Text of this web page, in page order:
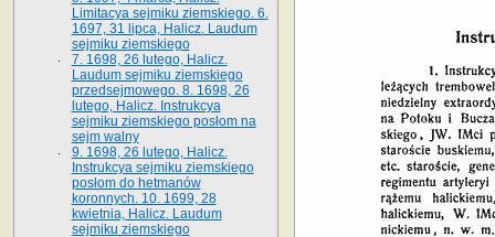
Limitacya sejmiku ziemskiego. 6.
1697, 31 lipca, Halicz. Laudum
sejmiku ziemskiego
7. 1698, 26 lutego, Halicz.
Laudum sejmiku ziemskiego
przedsejmowego. 8. 1698, 26
lutego, Halicz. Instrukcya
sejmiku ziemskiego posłom na
sejm walny
9. 1698, 26 lutego, Halicz.
Instrukcya sejmiku ziemskiego
posłom do hetmanów
koronnych. 10. 1699, 28
kwietnia, Halicz. Laudum
sejmiku ziemskiego